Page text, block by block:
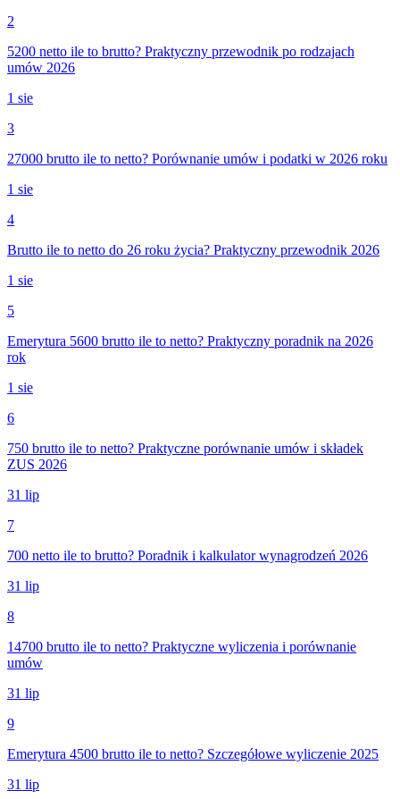
2
5200 netto ile to brutto? Praktyczny przewodnik po rodzajach
umów 2026
1 sie
3
27000 brutto ile to netto? Porównanie umów i podatki w 2026 roku
1 sie
4
Brutto ile to netto do 26 roku życia? Praktyczny przewodnik 2026
1 sie
5
Emerytura 5600 brutto ile to netto? Praktyczny poradnik na 2026
rok
1 sie
6
750 brutto ile to netto? Praktyczne porównanie umów i składek
ZUS 2026
31 lip
7
700 netto ile to brutto? Poradnik i kalkulator wynagrodzeń 2026
31 lip
8
14700 brutto ile to netto? Praktyczne wyliczenia i porównanie
umów
31 lip
9
Emerytura 4500 brutto ile to netto? Szczegółowe wyliczenie 2025
31 lip